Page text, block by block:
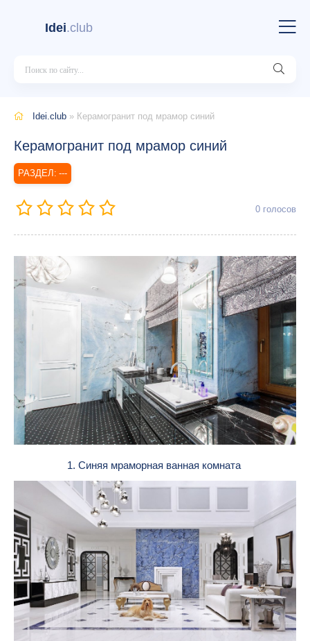
Idei.club
Idei.club » Керамогранит под мрамор синий
Керамогранит под мрамор синий
---
0 голосов
1. Синяя мраморная ванная комната